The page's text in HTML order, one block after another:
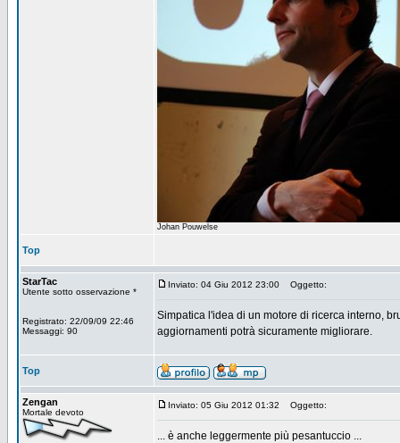
Johan Pouwelse
Top
StarTac
Utente sotto osservazione *
Registrato: 22/09/09 22:46
Messaggi: 90
Inviato: 04 Giu 2012 23:00 Oggetto:
Simpatica l'idea di un motore di ricerca interno,
aggiornamenti potrà sicuramente migliorare.
Top
Zengan
Mortale devoto
Inviato: 05 Giu 2012 01:32 Oggetto:
... è anche leggermente più pesantuccio ...